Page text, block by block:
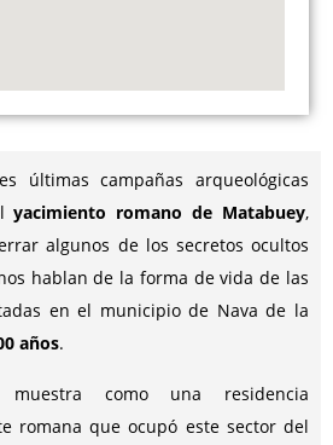
últimas campañas arqueológicas
yacimiento romano de Matabuey,
algunos de los secretos ocultos
hablan de la forma de vida de las
en el municipio de Nava de la
años.
como una residencia
romana que ocupó este sector del